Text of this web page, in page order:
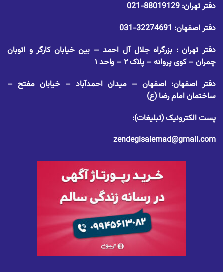
دفتر تهران: 88019129-021
دفتر اصفهان: 32274691-031
دفتر تهران : بزرگراه جلال آل احمد – بین خیابان کارگر و اتوبان
چمران – کوی پروانه – پلاک ۲ – واحد ۱
دفتر اصفهان: اصفهان – میدان احمدآباد – خیابان مفتح –
ساختمان امام رضا (ع)
پست الکترونیک (تبلیغات):
zendegisalemad@gmail.com